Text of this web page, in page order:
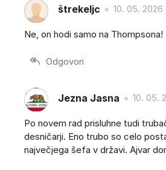
štrekeljc 10. 05. 2026
Ne, on hodi samo na Thompsona!
Odgovori
Jezna Jasna 10. 05.
Po novem rad prisluhne tudi
desničarji. Eno trubo so celo
največjega šefa v državi. Ajvar